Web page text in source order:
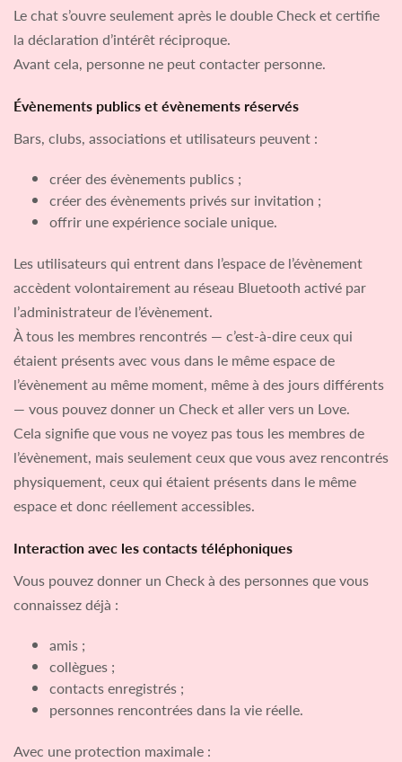
Le chat s’ouvre seulement après le double Check et certifie
la déclaration d’intérêt réciproque.
Avant cela, personne ne peut contacter personne.
Évènements publics et évènements réservés
Bars, clubs, associations et utilisateurs peuvent :
créer des évènements publics ;
créer des évènements privés sur invitation ;
offrir une expérience sociale unique.
Les utilisateurs qui entrent dans l’espace de l’évènement
accèdent volontairement au réseau Bluetooth activé par
l’administrateur de l’évènement.
À tous les membres rencontrés — c’est-à-dire ceux qui
étaient présents avec vous dans le même espace de
l’évènement au même moment, même à des jours différents
— vous pouvez donner un Check et aller vers un Love.
Cela signifie que vous ne voyez pas tous les membres de
l’évènement, mais seulement ceux que vous avez rencontrés
physiquement, ceux qui étaient présents dans le même
espace et donc réellement accessibles.
Interaction avec les contacts téléphoniques
Vous pouvez donner un Check à des personnes que vous
connaissez déjà :
amis ;
collègues ;
contacts enregistrés ;
personnes rencontrées dans la vie réelle.
Avec une protection maximale :